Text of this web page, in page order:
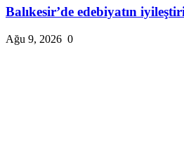
Balıkesir’de edebiyatın
Ağu 9, 2026 0